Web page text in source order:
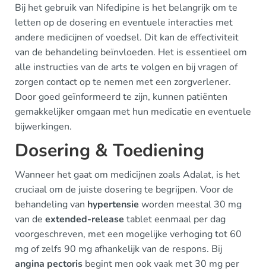
Bij het gebruik van Nifedipine is het belangrijk om te
letten op de dosering en eventuele interacties met
andere medicijnen of voedsel. Dit kan de effectiviteit
van de behandeling beïnvloeden. Het is essentieel om
alle instructies van de arts te volgen en bij vragen of
zorgen contact op te nemen met een zorgverlener.
Door goed geïnformeerd te zijn, kunnen patiënten
gemakkelijker omgaan met hun medicatie en eventuele
bijwerkingen.
Dosering & Toediening
Wanneer het gaat om medicijnen zoals Adalat, is het
cruciaal om de juiste dosering te begrijpen. Voor de
behandeling van hypertensie worden meestal 30 mg
van de extended-release tablet eenmaal per dag
voorgeschreven, met een mogelijke verhoging tot 60
mg of zelfs 90 mg afhankelijk van de respons. Bij
angina pectoris begint men ook vaak met 30 mg per